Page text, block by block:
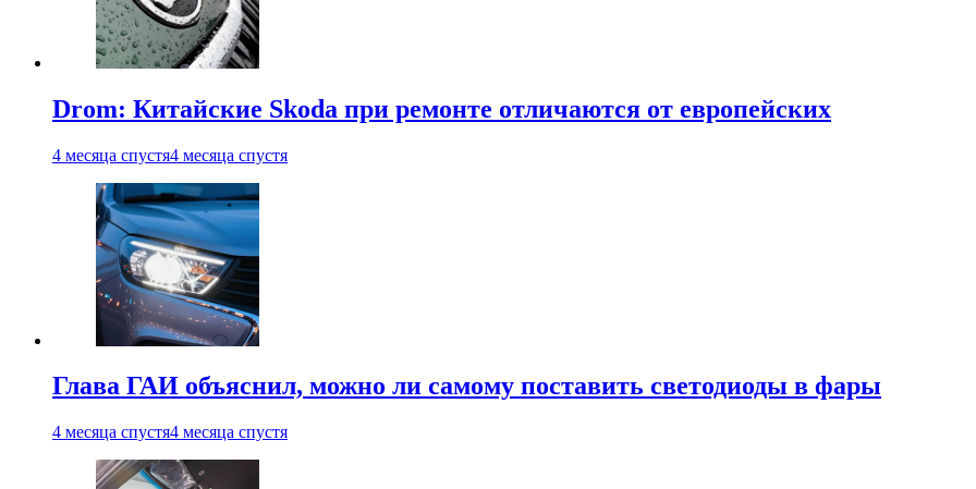
Drom: Китайские Skoda при ремонте отличаются от европейских
4 месяца спустя4 месяца спустя
Глава ГАИ объяснил, можно ли самому поставить светодиоды в фары
4 месяца спустя4 месяца спустя